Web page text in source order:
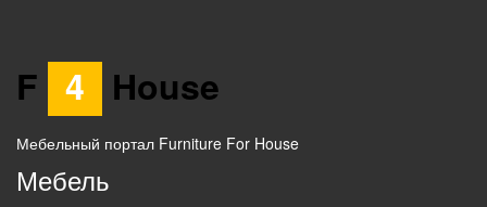
F 4 House
Мебельный портал Furniture For House
Мебель